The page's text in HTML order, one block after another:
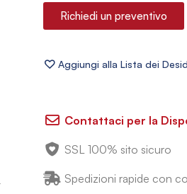
Richiedi un preventivo
Contattaci per la
SSL 100% sito sicuro
Spedizioni rapide con